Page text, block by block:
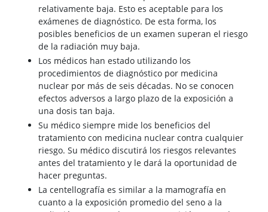
relativamente baja. Esto es aceptable para los
exámenes de diagnóstico. De esta forma, los
posibles beneficios de un examen superan el riesgo
de la radiación muy baja.
Los médicos han estado utilizando los
procedimientos de diagnóstico por medicina
nuclear por más de seis décadas. No se conocen
efectos adversos a largo plazo de la exposición a
una dosis tan baja.
Su médico siempre mide los beneficios del
tratamiento con medicina nuclear contra cualquier
riesgo. Su médico discutirá los riesgos relevantes
antes del tratamiento y le dará la oportunidad de
hacer preguntas.
La centellografía es similar a la mamografía en
cuanto a la exposición promedio del seno a la